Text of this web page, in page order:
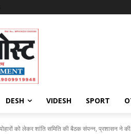
DESH VIDESH SPORT
को लेकर शांति समिति की बैठक संपन्न, प्रशासन ने